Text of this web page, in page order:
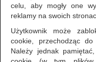
celu, aby mogły one
reklamy na swoich
Użytkownik może
cookie, przechodząc
Należy jednak